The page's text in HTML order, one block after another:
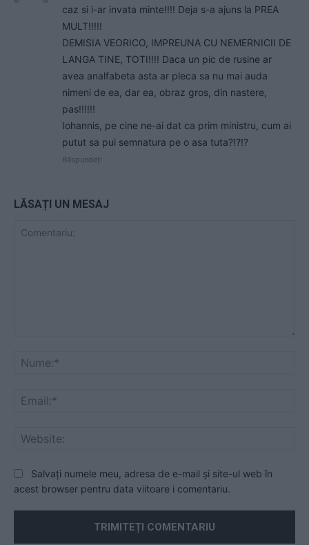
caz si i-ar invata minte!!!! Deja s-a ajuns la PREA
MULT!!!!!
DEMISIA VEORICO, IMPREUNA CU NEMERNICII DE
LANGA TINE, TOTI!!!! Daca un pic de rusine ar
avea analfabeta asta ar pleca sa nu mai auda
nimeni de ea, dar ea, obraz gros, din nastere,
pas!!!!!!
Iohannis, pe cine ne-ai dat ca prim ministru, cum ai
putut sa pui semnatura pe o asa tuta?!?!?
Răspundeți
LĂSAȚI UN MESAJ
Salvați numele meu, adresa de e-mail și site-ul web în
acest browser pentru data viitoare i comentariu.